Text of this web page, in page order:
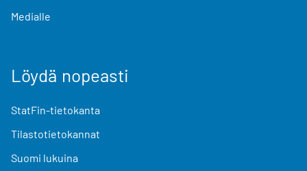
Medialle
Löydä nopeasti
StatFin-tietokanta
Tilastotietokannat
Suomi lukuina